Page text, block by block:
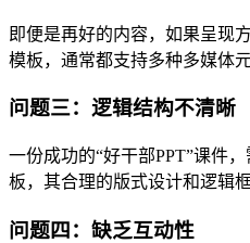
即便是再好的内容，如果呈现
模板，通常都支持多种多媒体
问题三：逻辑结构不清晰
一份成功的“好干部PPT”课件
板，其合理的版式设计和逻辑
问题四：缺乏互动性